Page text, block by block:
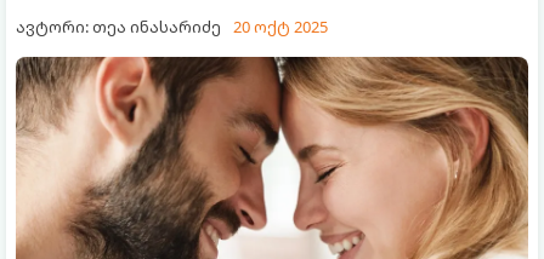
ავტორი: თეა ინასარიძე 20 ოქტ 2025